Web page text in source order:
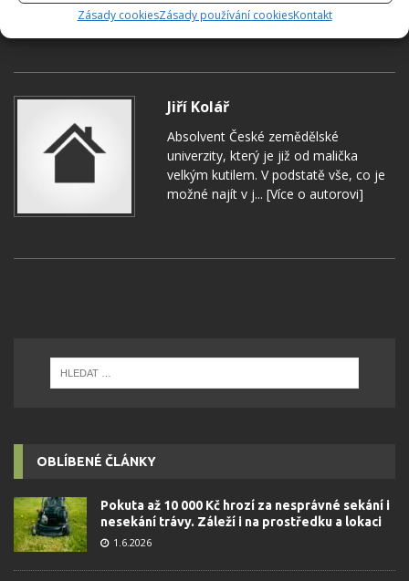
Zásady cookiesZásady používání cookiesKontakt
Jiří Kolář
Absolvent České zemědělské
univerzity, který je již od malička
velkým kutilem. V podstatě vše, co je
možné najít v j... [Více o autorovi]
OBLÍBENÉ ČLÁNKY
Pokuta až 10 000 Kč hrozí za nesprávné sekání i
nesekání trávy. Záleží i na prostředku a lokaci
1.6.2026